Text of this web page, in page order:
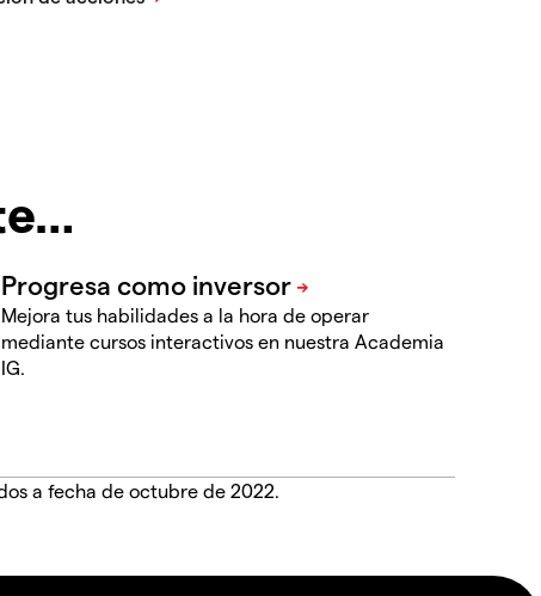
Mejora tus habilidades a la hora de operar
mediante cursos interactivos en nuestra Academia
IG.
a fecha de octubre de 2022.